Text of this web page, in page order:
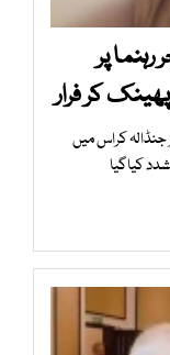
پر
کر فرار
جنڈالہ کراس میں
کیاگیا